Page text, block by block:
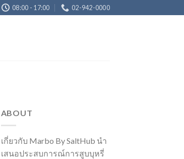
08:00 - 17:00 02-942-0000
ABOUT
เกี่ยวกับ Marbo By SaltHub นำ
เสนอประสบการณ์การสูบบุหรี่